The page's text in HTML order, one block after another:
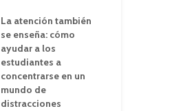
La atención también
se enseña: cómo
ayudar a los
estudiantes a
concentrarse en un
mundo de
distracciones